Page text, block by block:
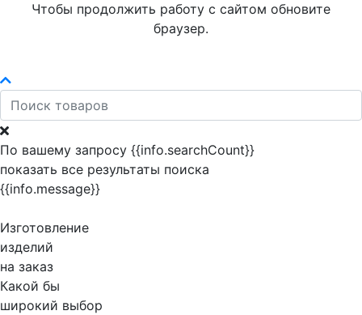
Чтобы продолжить работу с сайтом обновите
браузер.
По вашему запросу {{info.searchCount}}
показать все результаты поиска
{{info.message}}
Изготовление
изделий
на заказ
Какой бы
широкий выбор